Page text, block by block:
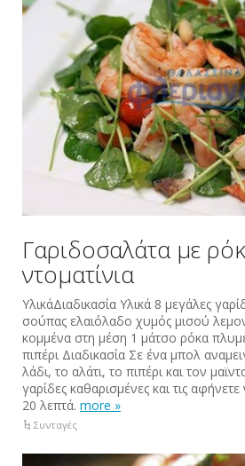
Γαριδοσαλάτα με
ντοματίνια
ΥλικάΔιαδικασία Υλικά 8 μεγάλες
σούπας ελαιόλαδο χυμός μισού
κομμένα στη μέση 1 μάτσο ρόκα
πιπέρι Διαδικασία Σε ένα μπολ
λάδι, το αλάτι, το πιπέρι και τον
γαρίδες καθαρισμένες και τις
20 λεπτά. more »
Συνταγές